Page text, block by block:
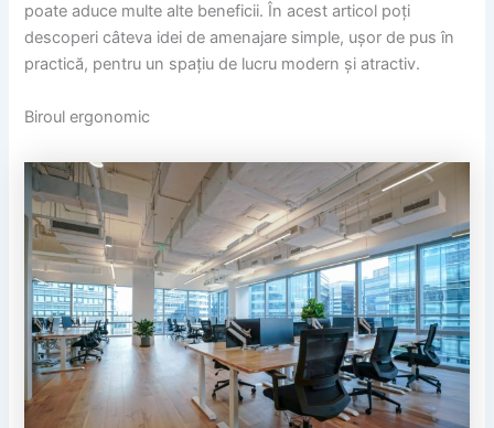
poate aduce multe alte beneficii. În acest articol poți
descoperi câteva idei de amenajare simple, ușor de pus în
practică, pentru un spațiu de lucru modern și atractiv.
Biroul ergonomic